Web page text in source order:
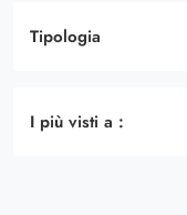
Tipologia
I più visti a :